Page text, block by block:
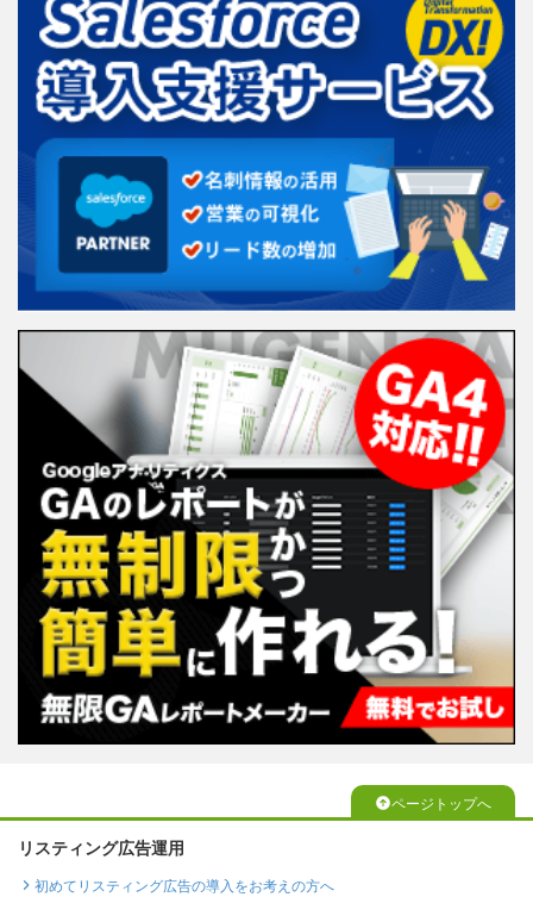
ページトップへ
リスティング広告運用
初めてリスティング広告の導入をお考えの方へ